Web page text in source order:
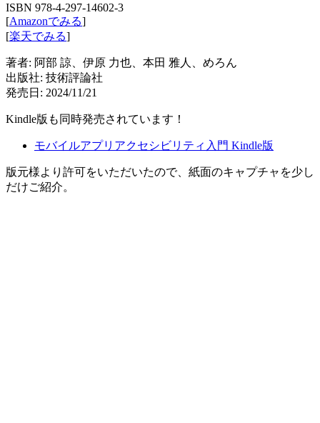
ISBN 978-4-297-14602-3
[Amazonでみる]
[楽天でみる]
著者: 阿部 諒、伊原 力也、本田 雅人、めろん
出版社: 技術評論社
発売日: 2024/11/21
Kindle版も同時発売されています！
モバイルアプリアクセシビリティ入門 Kindle版
版元様より許可をいただいたので、紙面のキャプチャを少し
だけご紹介。